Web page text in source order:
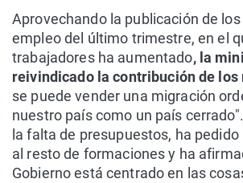
Aprovechando la publicación de
empleo del último trimestre, en el
trabajadores ha aumentado, la
reivindicado la contribución de
se puede vender una migración
nuestro país como un país
la falta de presupuestos, ha
al resto de formaciones y ha
Gobierno está centrado en las